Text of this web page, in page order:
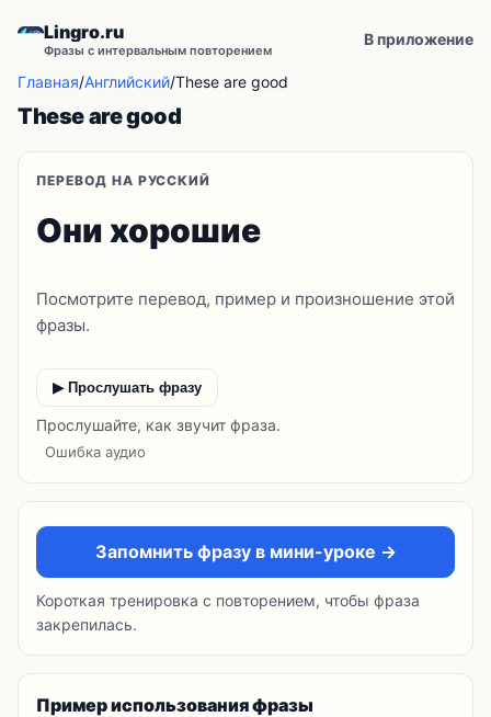
Lingro.ru
Фразы с интервальным повторением
В приложение
Главная/Английский/These are good
These are good
ПЕРЕВОД НА РУССКИЙ
Они хорошие
Посмотрите перевод, пример и произношение этой
фразы.
▶ Прослушать фразу
Прослушайте, как звучит фраза.
Ошибка аудио
Запомнить фразу в мини-уроке →
Короткая тренировка с повторением, чтобы фраза
закрепилась.
Пример использования фразы